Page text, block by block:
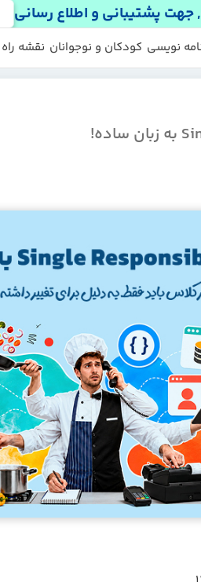
جهت پشتیبانی و اطلاع رسانی
نویسی کودکان و نوجوانان نقشه